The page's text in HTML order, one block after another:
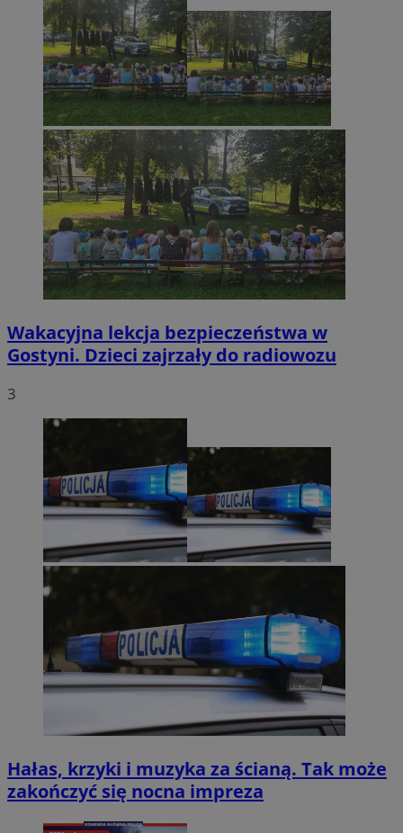
Wakacyjna lekcja bezpieczeństwa w
Gostyni. Dzieci zajrzały do radiowozu
3
Hałas, krzyki i muzyka za ścianą. Tak może
zakończyć się nocna impreza